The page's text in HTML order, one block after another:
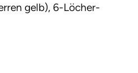
gelb), 6-Löcher-